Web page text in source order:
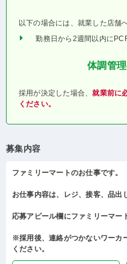
以下の場合には、就業した店舗
勤務日から2週間以内に
体調管
採用が決定した場合、就業前に
ください。
募集内容
ファミリーマートのお仕事です。
お仕事内容は、レジ、接客、品出
応募アピール欄にファミリーマー
※採用後、連絡がつかないワーカ
ください。